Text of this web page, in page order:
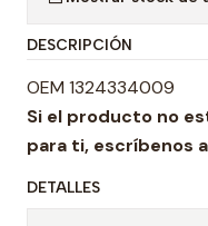
i
d
a
d
DESCRIPCIÓN
OEM 1324334009
Si el producto no
para ti, escríbenos
DETALLES